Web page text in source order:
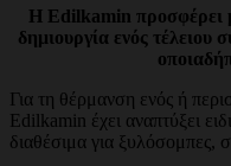
Η Edilkamin προσφέρει
δημιουργία ενός τέλειου
Για τη θέρμανση ενός ή
Edilkamin έχει αναπτύξει
διαθέσιμα για ξυλόσομπες,